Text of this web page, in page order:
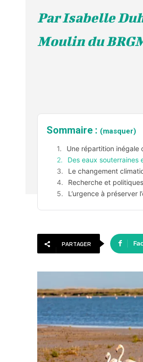
Par Isabelle
Moulin du
Sommaire : (masquer)
Une répartition inégale
Des eaux souterraines
Le changement
Recherche et
L’urgence à préserver
PARTAGER